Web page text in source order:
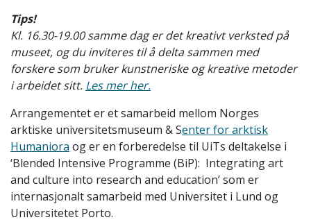
Tips!
Kl. 16.30-19.00 samme dag er det kreativt verksted på
museet, og du inviteres til å delta sammen med
forskere som bruker kunstneriske og kreative metoder
i arbeidet sitt. Les mer her.
Arrangementet er et samarbeid mellom Norges
arktiske universitetsmuseum & Senter for arktisk
Humaniora og er en forberedelse til UiTs deltakelse i
‘Blended Intensive Programme (BiP): Integrating art
and culture into research and education’ som er
internasjonalt samarbeid med Universitet i Lund og
Universitetet Porto.